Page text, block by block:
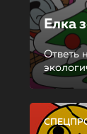
Елка
Ответь